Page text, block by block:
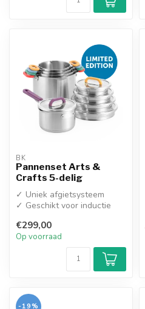
BK
Pannenset Arts &
Crafts 5-delig
✓ Uniek afgietsysteem
✓ Geschikt voor inductie
stape...
€299,00
Op voorraad
-19%